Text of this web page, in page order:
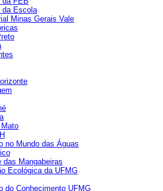
da Escola
Minas Gerais Vale
Mato
no Mundo das Águas
das Mangabeiras
Ecológica da UFMG
do Conhecimento UFMG